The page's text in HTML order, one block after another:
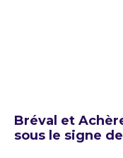
Bréval et
sous le signe